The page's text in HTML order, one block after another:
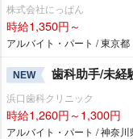
株式会社にっぱん
時給1,350円～
アルバイト・パート / 東京都
NEW 歯科助手/未経
浜口歯科クリニック
時給1,260円～1,300円
アルバイト・パート / 神奈川